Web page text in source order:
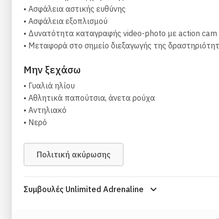
το κράνος
Μπορείτε να επιλέξετε εναλλακτικούς χρόνους
αδρεναλίνη στο έπακρο, με την καθοδήγηση έμπειρου
η πτήση γίνεται από βουνό στο Κάθισμα Λευκάδας
απαιτείται καλή φυσική κατάσταση
τα μικρά παιδιά κατόπιν έγκρισης κηδεμόνα
δυνατότητα μεταφοράς στο σημείο απογείωσης
δυνατότητα group λόγω 7 διαφορετικών χειριστών
• Ασφάλεια αστικής ευθύνης
• Ασφάλεια εξοπλισμού
• Δυνατότητα καταγραφής video-photo με action cam
• Μεταφορά στο σημείο διεξαγωγής της
Μην ξεχάσω
• Γυαλιά ηλίου
• Αθλητικά παπούτσια, άνετα ρούχα
• Αντηλιακό
• Νερό
Πολιτική ακύρωσης
Συμβουλές Unlimited Adrenaline